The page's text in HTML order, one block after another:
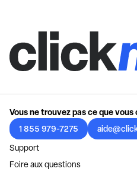
Vous ne trouvez pas ce que vous
1 855 979-7275
Support
Foire aux questions